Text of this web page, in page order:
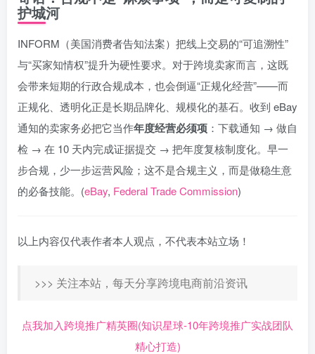
护城河
INFORM（美国消费者告知法案）把线上交易的“可追溯性”
与“买家知情权”提升为硬性要求。对于跨境卖家而言，这既
会带来短期的行政合规成本，也会倒逼“正规化经营”——而
正规化、透明化正是长期品牌化、规模化的基石。收到 eBay
通知的卖家务必把它当作年度经营必须项 ：下载通知 → 做自
检 → 在 10 天内完成证据提交 → 把年度复核制度化。早一
步合规，少一步运营风险；这不是合规主义，而是做稳生意
的必备技能。(eBay, Federal Trade Commission)
以上内容仅代表作者本人观点，不代表本站立场！
>>> 关注本站，每天分享跨境电商前沿资讯
点我加入跨境推广精英圈(知识星球-10年跨境推广实战团队
精心打造)